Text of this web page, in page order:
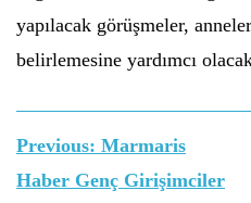
yapılacak görüşmeler,
belirlemesine yardımcı
Yazı
gezinmesi
Previous: Marmaris
Haber Genç Girişimciler